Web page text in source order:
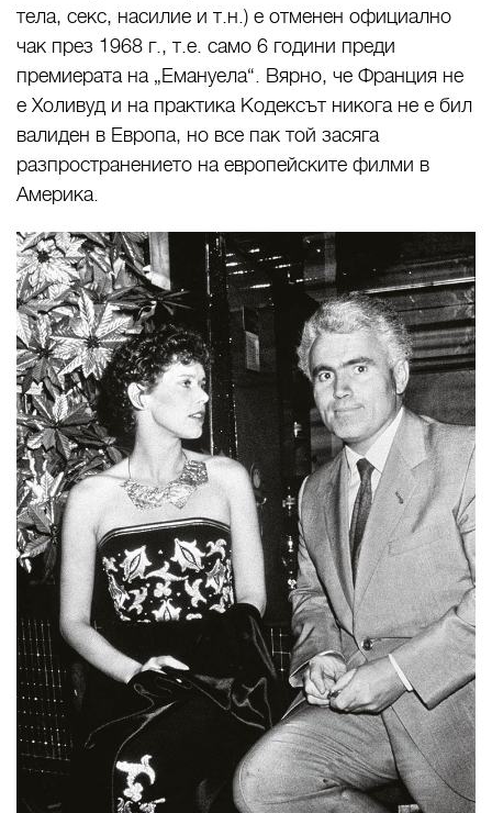
тела, секс, насилие и т.н.) е отменен официално
чак през 1968 г., т.е. само 6 години преди
премиерата на „Емануела“. Вярно, че Франция не
е Холивуд и на практика Кодексът никога не е бил
валиден в Европа, но все пак той засяга
разпространението на европейските филми в
Америка.